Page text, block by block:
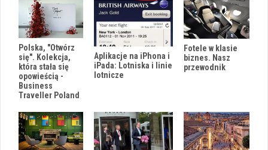
Polska, "Otwórz
się". Kolekcja,
która stała się
opowieścią -
Business
Traveller Poland
Aplikacje na iPhona i
iPada: Lotniska i linie
lotnicze
Fotele w klasie
biznes. Nasz
przewodnik